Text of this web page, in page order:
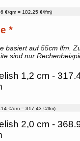
€/qm = 182.25 €/lfm)
*
basiert auf 55cm lfm.
sind nur
1,2 cm -
€/qm = 317.43 €/lfm)
2,0 cm -